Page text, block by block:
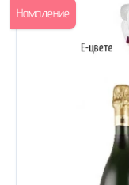
Намаление